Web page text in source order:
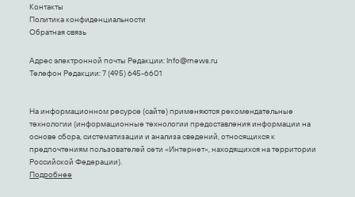
Контакты
Политика конфиденциальности
Обратная связь
Адрес электронной почты Редакции:Info@rnews.ru
Телефон Редакции: 7 (495) 645-6601
На информационном ресурсе (сайте) применяются рекомендательные
технологии (информационные технологии предоставления информации на
основе сбора, систематизации и анализа сведений, относящихся к
предпочтениям пользователей сети «Интернет», находящихся на территории
Российской Федерации).
Подробнее